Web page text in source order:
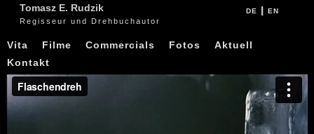
Vita Filme Commercials Fotos
Aktuell
Kontakt
DE | EN
Tomasz E. Rudzik
Regisseur und Drehbuchautor